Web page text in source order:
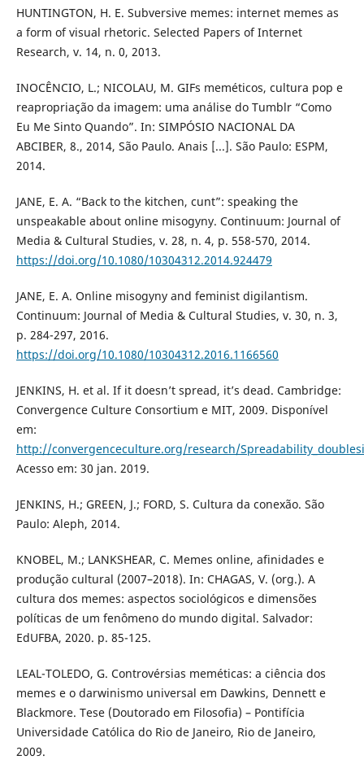
HUNTINGTON, H. E. Subversive memes: internet memes as
a form of visual rhetoric. Selected Papers of Internet
Research, v. 14, n. 0, 2013.
INOCÊNCIO, L.; NICOLAU, M. GIFs meméticos, cultura pop e
reapropriação da imagem: uma análise do Tumblr “Como
Eu Me Sinto Quando”. In: SIMPÓSIO NACIONAL DA
ABCIBER, 8., 2014, São Paulo. Anais [...]. São Paulo: ESPM,
2014.
JANE, E. A. “Back to the kitchen, cunt”: speaking the
unspeakable about online misogyny. Continuum: Journal of
Media & Cultural Studies, v. 28, n. 4, p. 558-570, 2014.
https://doi.org/10.1080/10304312.2014.924479
JANE, E. A. Online misogyny and feminist digilantism.
Continuum: Journal of Media & Cultural Studies, v. 30, n. 3,
p. 284-297, 2016.
https://doi.org/10.1080/10304312.2016.1166560
JENKINS, H. et al. If it doesn’t spread, it’s dead. Cambridge:
Convergence Culture Consortium e MIT, 2009. Disponível
em:
http://convergenceculture.org/research/
Acesso em: 30 jan. 2019.
JENKINS, H.; GREEN, J.; FORD, S. Cultura da conexão. São
Paulo: Aleph, 2014.
KNOBEL, M.; LANKSHEAR, C. Memes online, afinidades e
produção cultural (2007–2018). In: CHAGAS, V. (org.). A
cultura dos memes: aspectos sociológicos e dimensões
políticas de um fenômeno do mundo digital. Salvador:
EdUFBA, 2020. p. 85-125.
LEAL-TOLEDO, G. Controvérsias meméticas: a ciência dos
memes e o darwinismo universal em Dawkins, Dennett e
Blackmore. Tese (Doutorado em Filosofia) – Pontifícia
Universidade Católica do Rio de Janeiro, Rio de Janeiro,
2009.